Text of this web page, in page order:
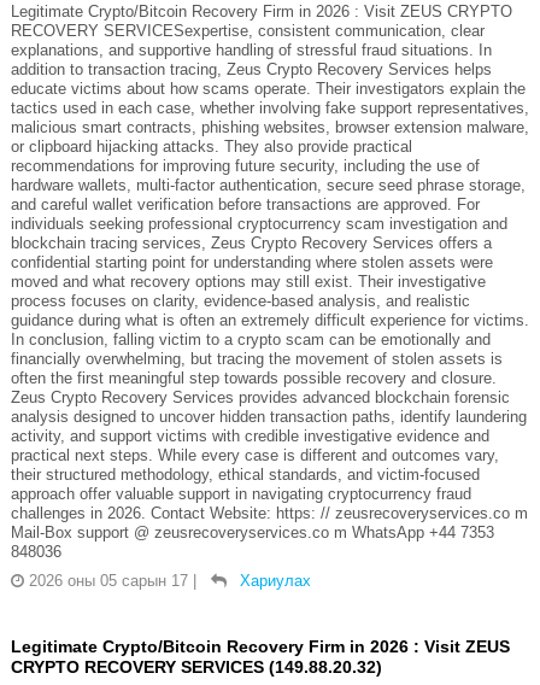
Legitimate Crypto/Bitcoin Recovery Firm in 2026 : Visit ZEUS CRYPTO
RECOVERY SERVICESexpertise, consistent communication, clear
explanations, and supportive handling of stressful fraud situations. In
addition to transaction tracing, Zeus Crypto Recovery Services helps
educate victims about how scams operate. Their investigators explain the
tactics used in each case, whether involving fake support representatives,
malicious smart contracts, phishing websites, browser extension malware,
or clipboard hijacking attacks. They also provide practical
recommendations for improving future security, including the use of
hardware wallets, multi-factor authentication, secure seed phrase storage,
and careful wallet verification before transactions are approved. For
individuals seeking professional cryptocurrency scam investigation and
blockchain tracing services, Zeus Crypto Recovery Services offers a
confidential starting point for understanding where stolen assets were
moved and what recovery options may still exist. Their investigative
process focuses on clarity, evidence-based analysis, and realistic
guidance during what is often an extremely difficult experience for victims.
In conclusion, falling victim to a crypto scam can be emotionally and
financially overwhelming, but tracing the movement of stolen assets is
often the first meaningful step towards possible recovery and closure.
Zeus Crypto Recovery Services provides advanced blockchain forensic
analysis designed to uncover hidden transaction paths, identify laundering
activity, and support victims with credible investigative evidence and
practical next steps. While every case is different and outcomes vary,
their structured methodology, ethical standards, and victim-focused
approach offer valuable support in navigating cryptocurrency fraud
challenges in 2026. Contact Website: https: // zeusrecoveryservices.co m
Mail-Box support @ zeusrecoveryservices.co m WhatsApp +44 7353
848036
2026 оны 05 сарын 17 | Хариулах
Legitimate Crypto/Bitcoin Recovery Firm in 2026 : Visit ZEUS
CRYPTO RECOVERY SERVICES (149.88.20.32)